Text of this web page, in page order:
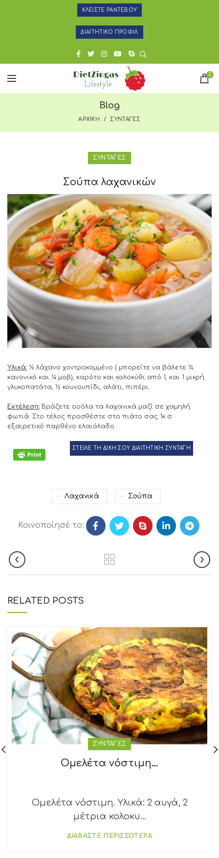
ΚΛΕΙΣΤΕ ΡΑΝΤΕΒΟΥ
ΔΙΑΙΤΗΤΙΚΟ ΠΡΟΦΙΛ
0
Blog
ΑΡΧΙΚΗ ΣΥΝΤΑΓΕΣ
ΣΥΝΤΑΓΕΣ
Σούπα λαχανικών
Υλικά: ½ λάχανο χοντροκομμένο ( μπορείτε να βάλετε ¼
κανονικό και ¼ μοβ), καρότο και κολοκύθι από 1, και 1 μικρή
γλυκοπατάτα, ½ κουνουπίδι, αλάτι, πιπέρι.
Εκτέλεση: Βράζετε οοόλα τα λαχανικά μαζί σε χαμηλή
φωτιά. Στο τέλος προσθέστε στο πιάτο σας 1κ.σ.
εξαιρετικό παρθένο ελαιόλαδο.
ΣΤΕΙΛΕ ΤΗ ΔΙΚΗ ΣΟΥ ΔΙΑΙΤΗΤΙΚΗ ΣΥΝΤΑΓΗ
Λαχανικά Σούπα
Κοινοποίησέ το:
RELATED POSTS
ΣΥΝΤΑΓΕΣ
Ομελέτα νόστιμη…
Ομελέτα νόστιμη. Υλικά: 2 αυγά, 2
μέτρια κολοκυ...
ΔΙΑΒΑΣΤΕ ΠΕΡΙΣΣΟΤΕΡΑ